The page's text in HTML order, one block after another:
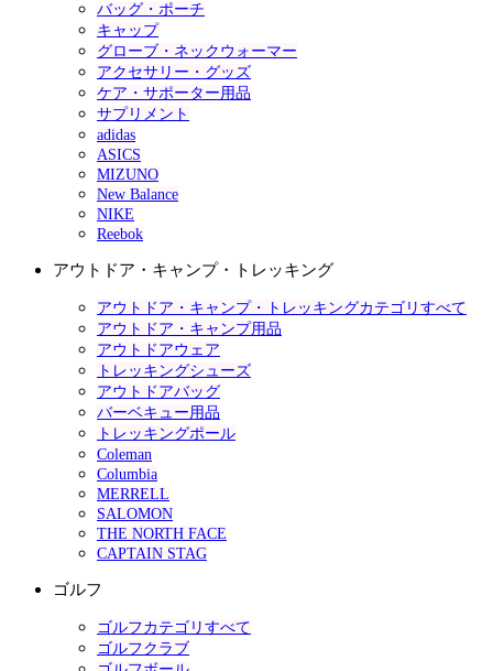
バッグ・ポーチ
キャップ
グローブ・ネックウォーマー
アクセサリー・グッズ
ケア・サポーター用品
サプリメント
adidas
ASICS
MIZUNO
New Balance
NIKE
Reebok
アウトドア・キャンプ・トレッキング
アウトドア・キャンプ・トレッキングカテゴリすべて
アウトドア・キャンプ用品
アウトドアウェア
トレッキングシューズ
アウトドアバッグ
バーベキュー用品
トレッキングポール
Coleman
Columbia
MERRELL
SALOMON
THE NORTH FACE
CAPTAIN STAG
ゴルフ
ゴルフカテゴリすべて
ゴルフクラブ